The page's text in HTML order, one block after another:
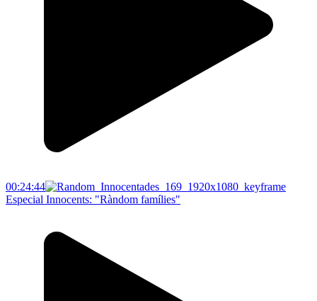
00:24:44
Especial Innocents: "Ràndom famílies"